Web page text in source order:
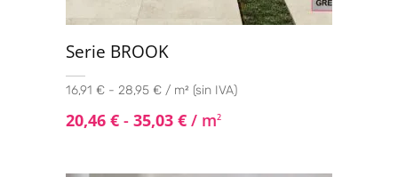
Serie BROOK
16,91 € - 28,95 € / m² (sin IVA)
20,46 € - 35,03 € / m2